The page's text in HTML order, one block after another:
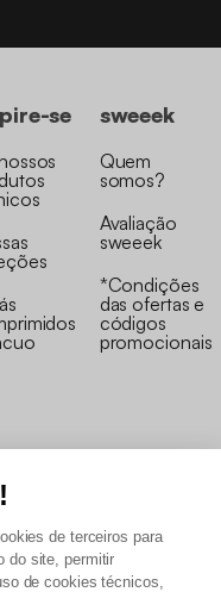
de terceiros para
do site, permitir
de cookies técnicos,
se sweeek
Quem
somos?
Avaliação
sweeek
*Condições
das ofertas e
códigos
promocionais